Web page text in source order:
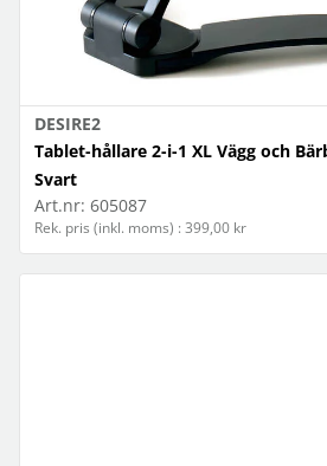
DESIRE2
Tablet-hållare 2-i-1 XL Vägg och
Svart
Art.nr: 605087
Rek. pris (inkl. moms) : 399,00 kr